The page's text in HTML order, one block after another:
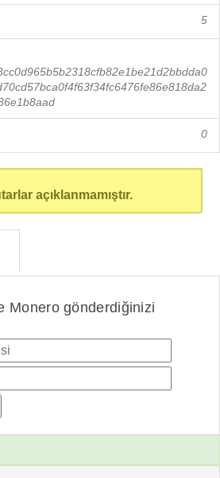
5
0
açıklanmamıştır.
Monero gönderdiğinizi